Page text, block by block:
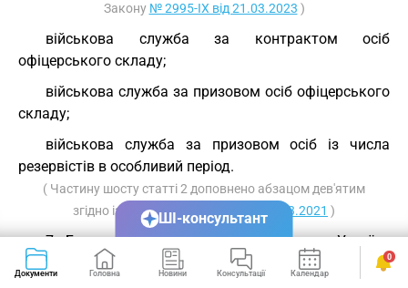
Закону № 2995-IX від 21.03.2023 )
військова служба за контрактом осіб
офіцерського складу;
військова служба за призовом осіб офіцерського
складу;
військова служба за призовом осіб із числа
резервістів в особливий період.
( Частину шосту статті 2 доповнено абзацом дев'ятим
згідно із Законом
№ 1357-IX від 30.03.2021 )
7. Базову військову службу громадяни України
проходять відповідно до законів України у Збройних
Документи Головна Новини Консультації Календар Сервіси
0
ШІ-консультант